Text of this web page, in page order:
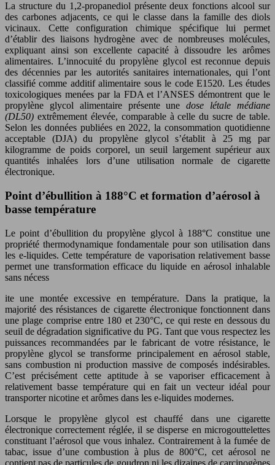
La structure du 1,2-propanediol présente deux fonctions alcool sur
des carbones adjacents, ce qui le classe dans la famille des diols
vicinaux. Cette configuration chimique spécifique lui permet
d’établir des liaisons hydrogène avec de nombreuses molécules,
expliquant ainsi son excellente capacité à dissoudre les arômes
alimentaires. L’innocuité du propylène glycol est reconnue depuis
des décennies par les autorités sanitaires internationales, qui l’ont
classifié comme additif alimentaire sous le code E1520. Les études
toxicologiques menées par la FDA et l’ANSES démontrent que le
propylène glycol alimentaire présente unedose létale médiane
(DL50) extrêmement élevée, comparable à celle du sucre de table.
Selon les données publiées en 2022, la consommation quotidienne
acceptable (DJA) du propylène glycol s’établit à 25 mg par
kilogramme de poids corporel, un seuil largement supérieur aux
quantités inhalées lors d’une utilisation normale de cigarette
électronique.
Point d’ébullition à 188°C et formation d’aérosol à
basse température
Le point d’ébullition du propylène glycol à 188°C constitue une
propriété thermodynamique fondamentale pour son utilisation dans
les e-liquides. Cette température de vaporisation relativement basse
permet une transformation efficace du liquide en aérosol inhalable
sans nécess
ite une montée excessive en température. Dans la pratique, la
majorité des résistances de cigarette électronique fonctionnent dans
une plage comprise entre 180 et 230°C, ce qui reste en dessous du
seuil de dégradation significative du PG. Tant que vous respectez les
puissances recommandées par le fabricant de votre résistance, le
propylène glycol se transforme principalement en aérosol stable,
sans combustion ni production massive de composés indésirables.
C’est précisément cette aptitude à se vaporiser efficacement à
relativement basse température qui en fait un vecteur idéal pour
transporter nicotine et arômes dans les e-liquides modernes.
Lorsque le propylène glycol est chauffé dans une cigarette
électronique correctement réglée, il se disperse en microgouttelettes
constituant l’aérosol que vous inhalez. Contrairement à la fumée de
tabac, issue d’une combustion à plus de 800°C, cet aérosol ne
contient pas de particules de goudron ni les dizaines de carcinogènes